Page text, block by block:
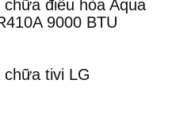
điều hòa Aqua
9000 BTU
tivi LG